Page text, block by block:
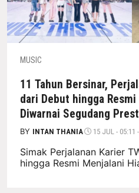
MUSIC
11 Tahun Bersinar,
dari Debut hingga
Diwarnai Segudang
BY INTAN THANIA 15 JUL - 05:11
Simak Perjalanan Karier
hingga Resmi Menjalani